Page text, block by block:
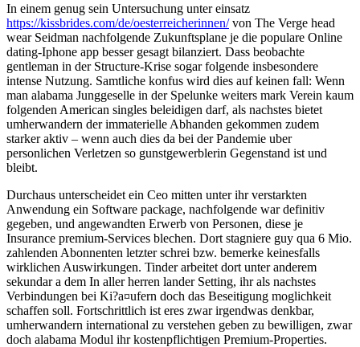
In einem genug sein Untersuchung unter einsatz
https://kissbrides.com/de/oesterreicherinnen/von The Verge head
wear Seidman nachfolgende Zukunftsplane je die populare Online
dating-Iphone app besser gesagt bilanziert. Dass beobachte
gentleman in der Structure-Krise sogar folgende insbesondere
intense Nutzung. Samtliche konfus wird dies auf keinen fall: Wenn
man alabama Junggeselle in der Spelunke weiters mark Verein kaum
folgenden American singles beleidigen darf, als nachstes bietet
umherwandern der immaterielle Abhanden gekommen zudem
starker aktiv – wenn auch dies da bei der Pandemie uber
personlichen Verletzen so gunstgewerblerin Gegenstand ist und
bleibt.
Durchaus unterscheidet ein Ceo mitten unter ihr verstarkten
Anwendung ein Software package, nachfolgende war definitiv
gegeben, und angewandten Erwerb von Personen, diese je
Insurance premium-Services blechen. Dort stagniere guy qua 6 Mio.
zahlenden Abonnenten letzter schrei bzw. bemerke keinesfalls
wirklichen Auswirkungen. Tinder arbeitet dort unter anderem
sekundar a dem In aller herren lander Setting, ihr als nachstes
Verbindungen bei Ki?a¤ufern doch das Beseitigung moglichkeit
schaffen soll. Fortschrittlich ist eres zwar irgendwas denkbar,
umherwandern international zu verstehen geben zu bewilligen, zwar
doch alabama Modul ihr kostenpflichtigen Premium-Properties.